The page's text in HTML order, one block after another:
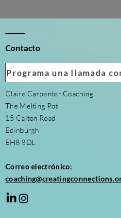
Contacto
Programa una llamada
Claire Carpenter Coaching
The Melting Pot
15 Calton Road
Edinburgh
EH8 8DL
Correo electrónico: